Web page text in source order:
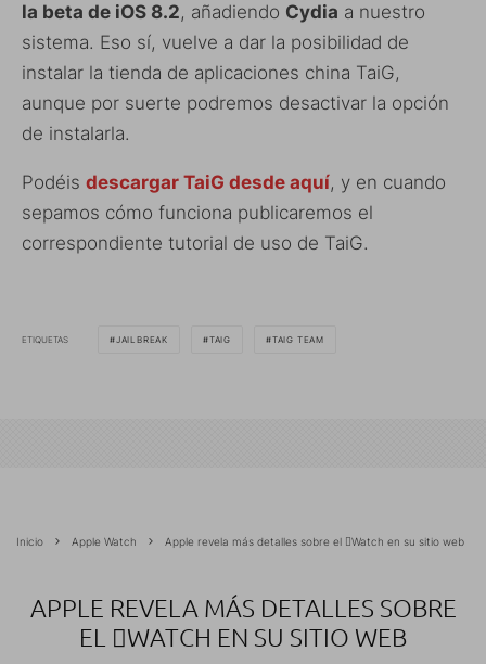
la beta de iOS 8.2, añadiendo Cydia a nuestro
sistema. Eso sí, vuelve a dar la posibilidad de
instalar la tienda de aplicaciones china TaiG,
aunque por suerte podremos desactivar la opción
de instalarla.
Podéis descargar TaiG desde aquí, y en cuando
sepamos cómo funciona publicaremos el
correspondiente tutorial de uso de TaiG.
ETIQUETAS JAILBREAK TAIG TAIG TEAM
Inicio Apple Watch Apple revela más detalles sobre el Watch en su sitio web
APPLE REVELA MÁS DETALLES SOBRE
EL WATCH EN SU SITIO WEB